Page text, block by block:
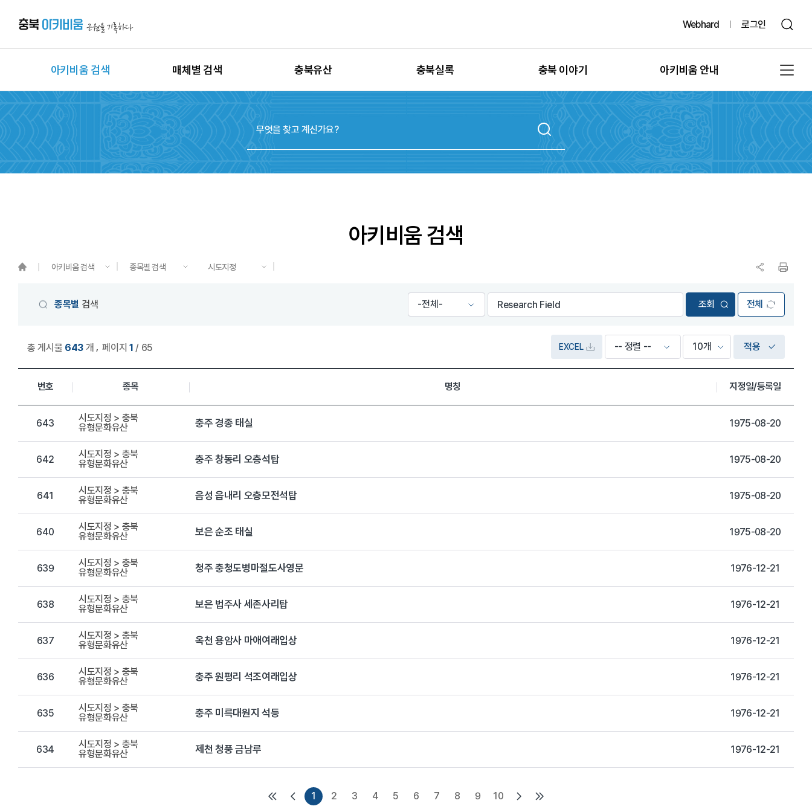
Webhard 로그인
아키비움 검색
상세검색
지역별 검색
시대별 검색
매체별 검색
이미지
동영상
음원
충북유산
유산별 보수정비
충북실록 충북 이야기
그때, 그 시절의 충북
또 다른 기록, 발굴
문화유산의 과거여행
아키비움 안내
공지사항
아키비움 소개
이용방법
아키비움 검색
아키비움 검색 종목별 검색 시도지정
종목별 검색 전체
총 게시물 643 개 ,페이지 1 / 65 EXCEL 적용
상세정보 관리목록
번호 종목 명칭 지정일/등록일
643
시도지정 > 충북
유형문화유산
충주 경종 태실 1975-08-20
642
시도지정 > 충북
유형문화유산
충주 창동리 오층석탑 1975-08-20
641
시도지정 > 충북
유형문화유산
음성 읍내리 오층모전석탑 1975-08-20
640
시도지정 > 충북
유형문화유산
보은 순조 태실 1975-08-20
639
시도지정 > 충북
유형문화유산
청주 충청도병마절도사영문 1976-12-21
638
시도지정 > 충북
유형문화유산
보은 법주사 세존사리탑 1976-12-21
637
시도지정 > 충북
유형문화유산
옥천 용암사 마애여래입상 1976-12-21
636
시도지정 > 충북
유형문화유산
충주 원평리 석조여래입상 1976-12-21
635
시도지정 > 충북
유형문화유산
충주 미륵대원지 석등 1976-12-21
634
시도지정 > 충북
유형문화유산
제천 청풍 금남루 1976-12-21
1 2 3 4 5 6 7 8 9 10